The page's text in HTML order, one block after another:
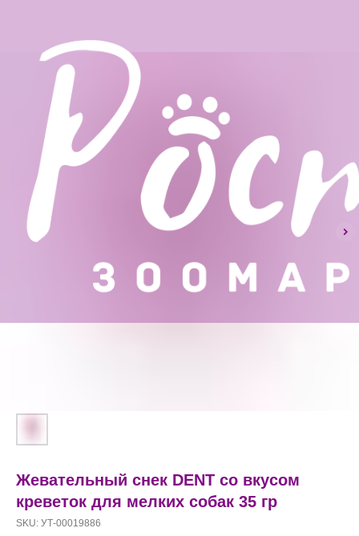
Жевательный снек DENT со вкусом
креветок для мелких собак 35 гр
SKU: УТ-00019886